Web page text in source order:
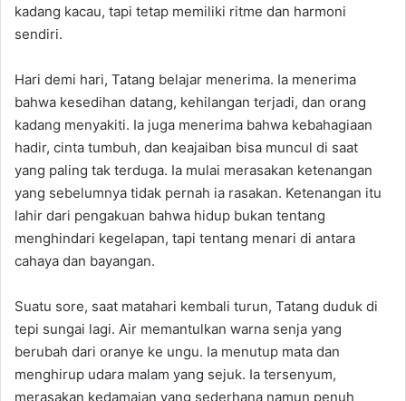
kadang kacau, tapi tetap memiliki ritme dan harmoni
sendiri.
Hari demi hari, Tatang belajar menerima. Ia menerima
bahwa kesedihan datang, kehilangan terjadi, dan orang
kadang menyakiti. Ia juga menerima bahwa kebahagiaan
hadir, cinta tumbuh, dan keajaiban bisa muncul di saat
yang paling tak terduga. Ia mulai merasakan ketenangan
yang sebelumnya tidak pernah ia rasakan. Ketenangan itu
lahir dari pengakuan bahwa hidup bukan tentang
menghindari kegelapan, tapi tentang menari di antara
cahaya dan bayangan.
Suatu sore, saat matahari kembali turun, Tatang duduk di
tepi sungai lagi. Air memantulkan warna senja yang
berubah dari oranye ke ungu. Ia menutup mata dan
menghirup udara malam yang sejuk. Ia tersenyum,
merasakan kedamaian yang sederhana namun penuh